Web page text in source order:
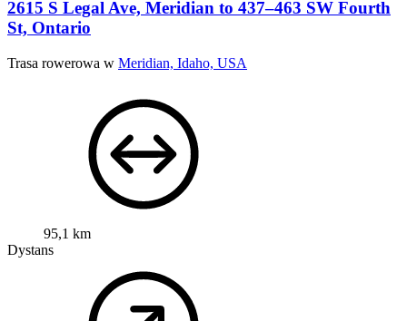
2615 S Legal Ave, Meridian to 437–463 SW Fourth
St, Ontario
Trasa rowerowa w Meridian, Idaho, USA
95,1 km
Dystans